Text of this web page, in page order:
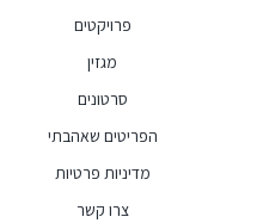
פרויקטים
מגזין
סרטונים
הפריטים שאהבתי
מדיניות פרטיות
צרו קשר